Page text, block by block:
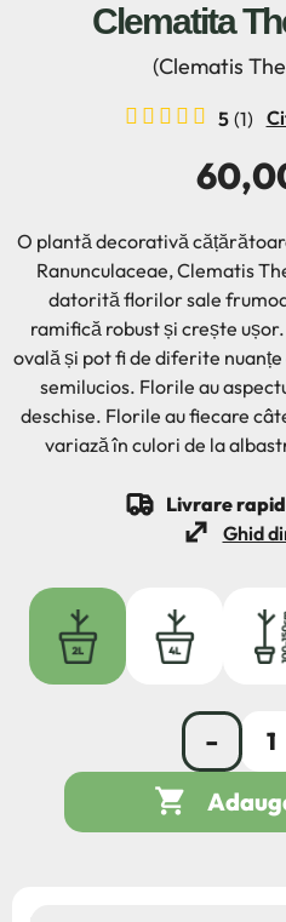
Clematita
(Clematis
5 (1)
O plantă decorativă
Ranunculaceae, Clematis
datorită florilor sale
ramifică robust și crește
ovală și pot fi de diferite
semilucios. Florile au
deschise. Florile au fiecare
variază în culori de la
Livrare
Ghid
2L
-
